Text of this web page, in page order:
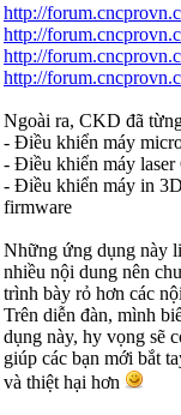
http://
http://
http://
http://
Ngoài ra, CKD đã
- Điều khiển máy
- Điều khiển máy
- Điều khiển máy in
firmware
Những ứng dụng này
nhiều nội dung nên
trình bày rỏ hơn các
Trên diễn đàn, mình
dụng này, hy vọng sẽ
giúp các bạn mới bắt
và thiệt hại hơn